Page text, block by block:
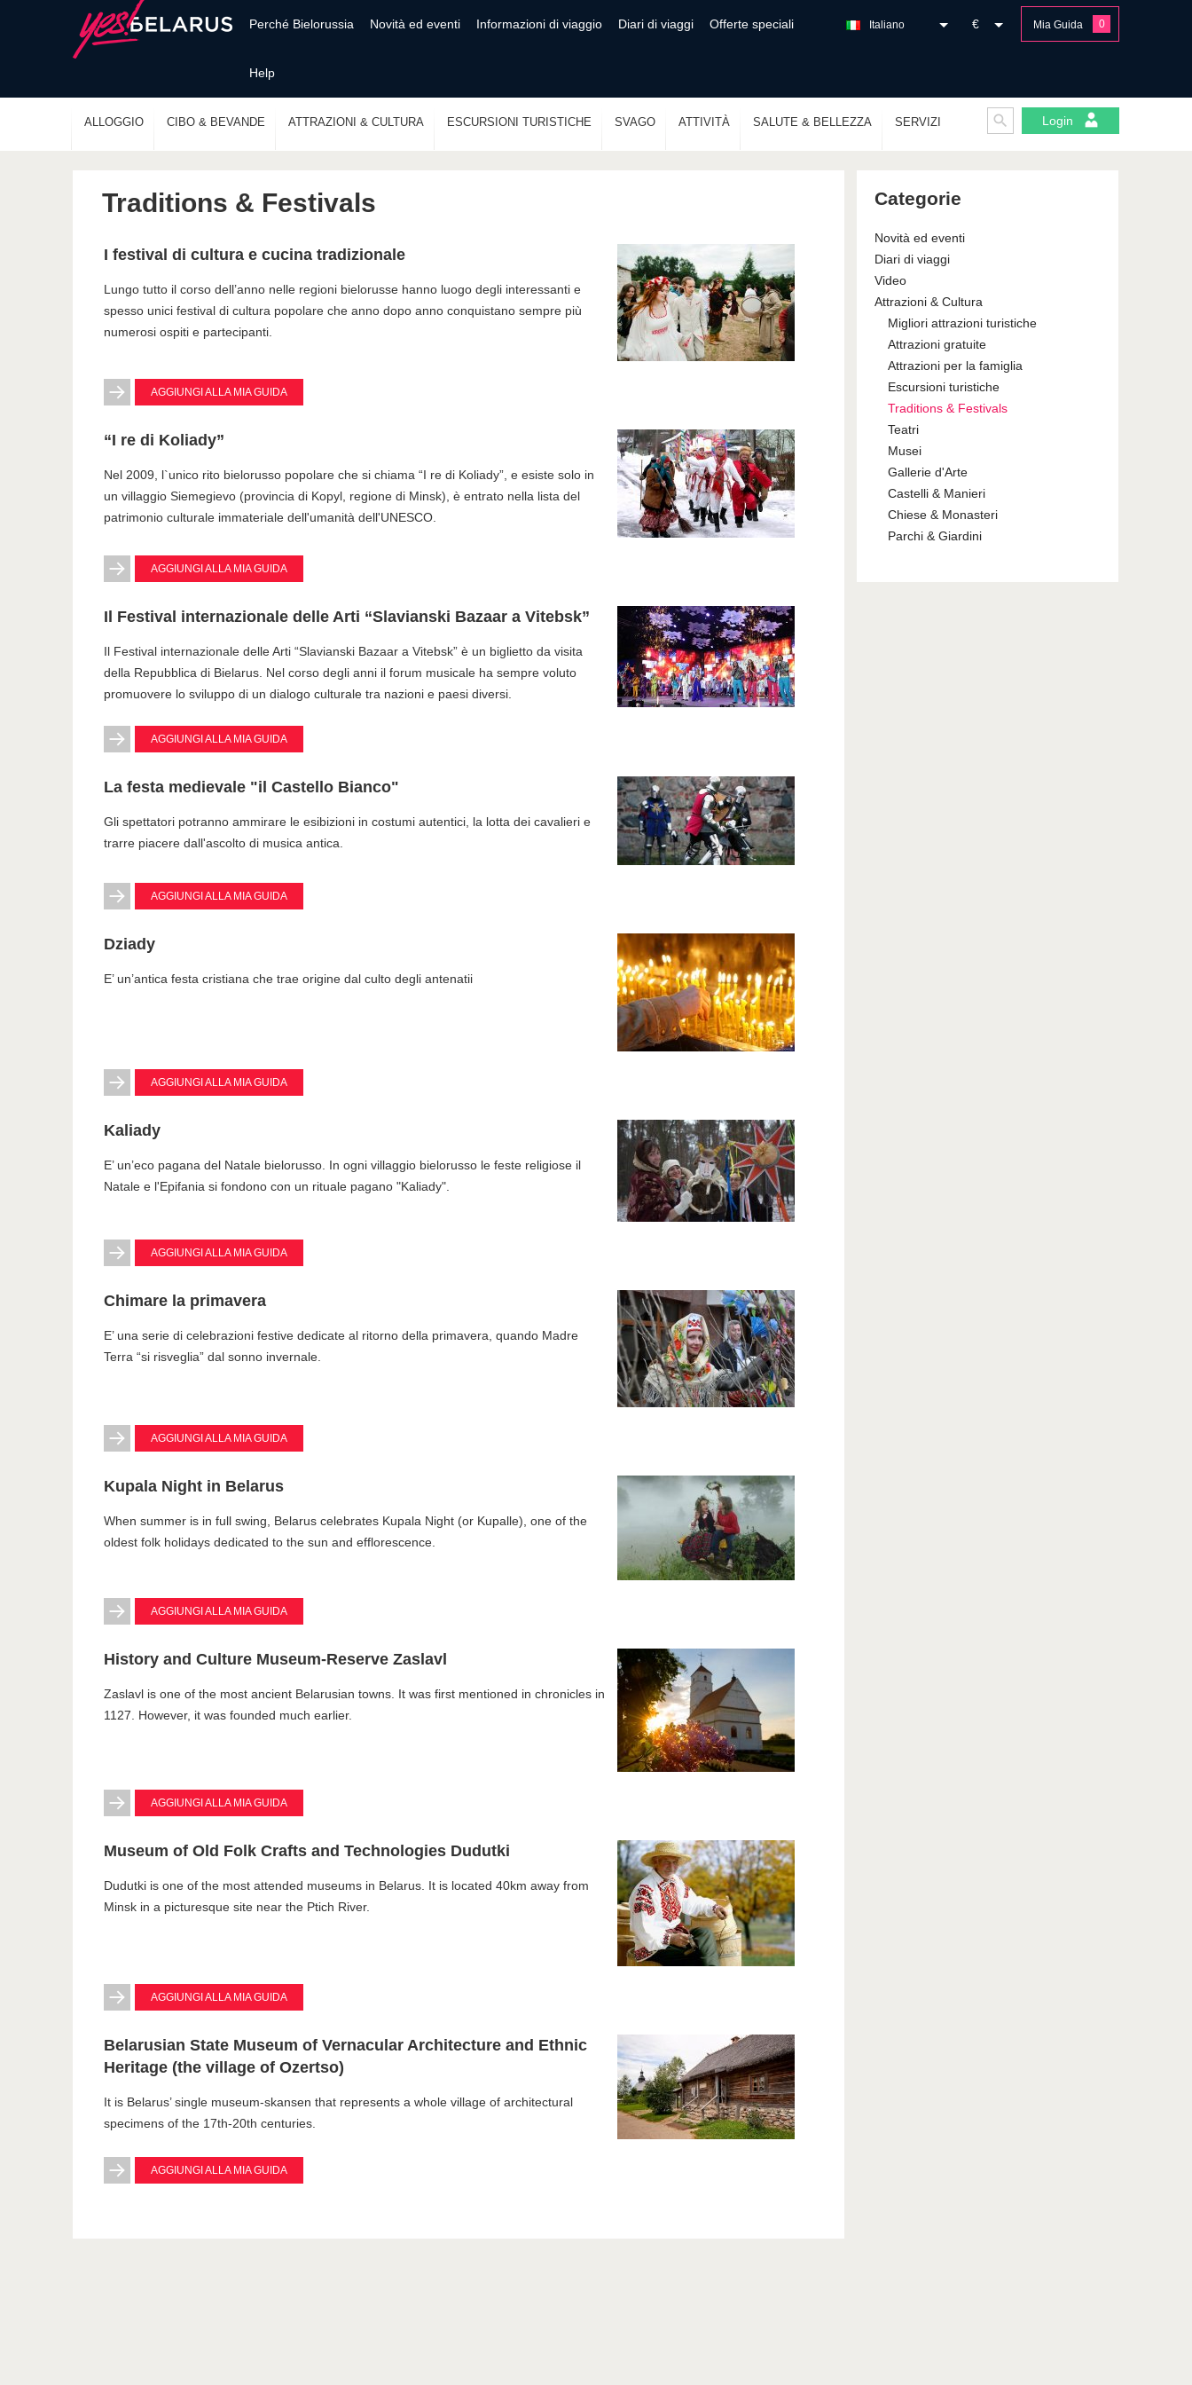
Perché Bielorussia Novità ed eventi Informazioni di viaggio Diari di viaggi Offerte speciali
Help
Mia Guida 0
€
Italiano
ALLOGGIO CIBO & BEVANDE ATTRAZIONI & CULTURA ESCURSIONI TURISTICHE SVAGO ATTIVITÀ SALUTE & BELLEZZA SERVIZI Login
Traditions & Festivals
I festival di cultura e cucina tradizionale
Lungo tutto il corso dell’anno nelle regioni bielorusse hanno luogo degli interessanti e
spesso unici festival di cultura popolare che anno dopo anno conquistano sempre più
numerosi ospiti e partecipanti.
AGGIUNGI ALLA MIA GUIDA
“I re di Koliady”
Nel 2009, l`unico rito bielorusso popolare che si chiama “I re di Koliady”, e esiste solo in
un villaggio Siemegievo (provincia di Kopyl, regione di Minsk), è entrato nella lista del
patrimonio culturale immateriale dell'umanità dell'UNESCO.
AGGIUNGI ALLA MIA GUIDA
Il Festival internazionale delle Arti “Slavianski Bazaar a Vitebsk”
Il Festival internazionale delle Arti “Slavianski Bazaar a Vitebsk” è un biglietto da visita
della Repubblica di Bielarus. Nel corso degli anni il forum musicale ha sempre voluto
promuovere lo sviluppo di un dialogo culturale tra nazioni e paesi diversi.
AGGIUNGI ALLA MIA GUIDA
La festa medievale "il Castello Bianco"
Gli spettatori potranno ammirare le esibizioni in costumi autentici, la lotta dei cavalieri e
trarre piacere dall'ascolto di musica antica.
AGGIUNGI ALLA MIA GUIDA
Dziady
E’ un’antica festa cristiana che trae origine dal culto degli antenatii
AGGIUNGI ALLA MIA GUIDA
Kaliady
E’ un’eco pagana del Natale bielorusso. In ogni villaggio bielorusso le feste religiose il
Natale e l'Epifania si fondono con un rituale pagano "Kaliady".
AGGIUNGI ALLA MIA GUIDA
Chimare la primavera
E’ una serie di celebrazioni festive dedicate al ritorno della primavera, quando Madre
Terra “si risveglia” dal sonno invernale.
AGGIUNGI ALLA MIA GUIDA
Kupala Night in Belarus
When summer is in full swing, Belarus celebrates Kupala Night (or Kupalle), one of the
oldest folk holidays dedicated to the sun and efflorescence.
AGGIUNGI ALLA MIA GUIDA
History and Culture Museum-Reserve Zaslavl
Zaslavl is one of the most ancient Belarusian towns. It was first mentioned in chronicles in
1127. However, it was founded much earlier.
AGGIUNGI ALLA MIA GUIDA
Museum of Old Folk Crafts and Technologies Dudutki
Dudutki is one of the most attended museums in Belarus. It is located 40km away from
Minsk in a picturesque site near the Ptich River.
AGGIUNGI ALLA MIA GUIDA
Belarusian State Museum of Vernacular Architecture and Ethnic
Heritage (the village of Ozertso)
It is Belarus’ single museum-skansen that represents a whole village of architectural
specimens of the 17th-20th centuries.
AGGIUNGI ALLA MIA GUIDA
Categorie
Novità ed eventi
Diari di viaggi
Video
Attrazioni & Cultura
Migliori attrazioni turistiche
Attrazioni gratuite
Attrazioni per la famiglia
Escursioni turistiche
Traditions & Festivals
Teatri
Musei
Gallerie d'Arte
Castelli & Manieri
Chiese & Monasteri
Parchi & Giardini